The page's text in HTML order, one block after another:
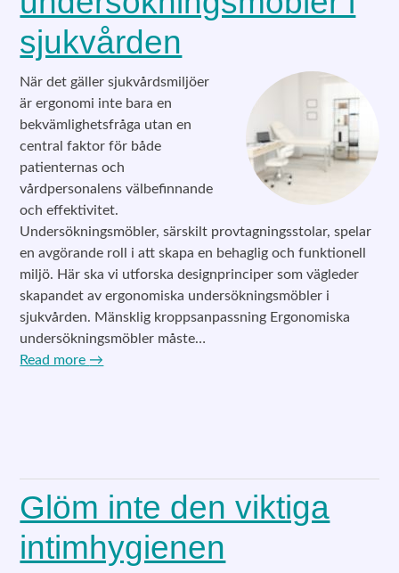
sjukvården
När det gäller sjukvårdsmiljöer
är ergonomi inte bara en
bekvämlighetsfråga utan en
central faktor för både
patienternas och
vårdpersonalens välbefinnande
och effektivitet.
Undersökningsmöbler, särskilt provtagningsstolar, spelar
en avgörande roll i att skapa en behaglig och funktionell
miljö. Här ska vi utforska designprinciper som vägleder
skapandet av ergonomiska undersökningsmöbler i
sjukvården. Mänsklig kroppsanpassning Ergonomiska
undersökningsmöbler måste…
Read more →
Glöm inte den viktiga
intimhygienen